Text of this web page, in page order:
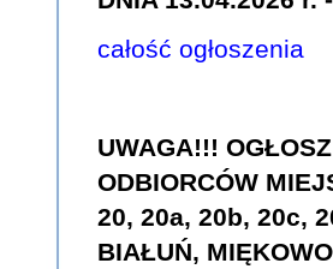
całość ogłoszenia
UWAGA!!!
ODBIORCÓW
20, 20a, 20b, 20c,
BIAŁUŃ,